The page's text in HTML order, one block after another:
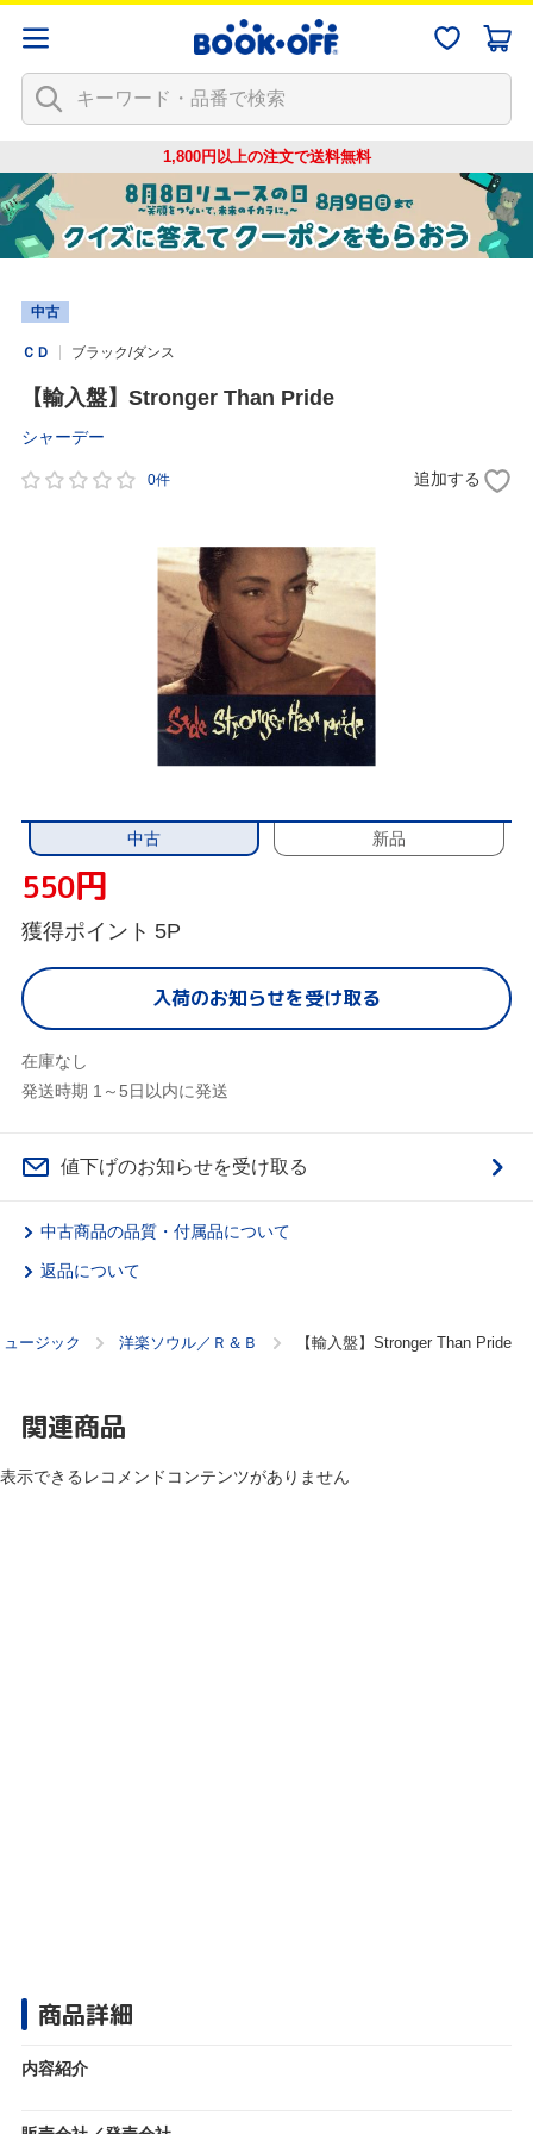
1,800円以上の注文で送料無料
中古
ＣＤ ブラック/ダンス
【輸入盤】Stronger Than Pride
シャーデー
0件 追加する
中古 新品
550円
獲得ポイント 5P
入荷のお知らせを受け取る
在庫なし
発送時期 1～5日以内に発送
値下げのお知らせを受け取る
中古商品の品質・付属品について
返品について
ージック 洋楽ソウル／Ｒ＆Ｂ 【輸入盤】Stronger Than Pride
関連商品
表示できるレコメンドコンテンツがありません
商品詳細
内容紹介